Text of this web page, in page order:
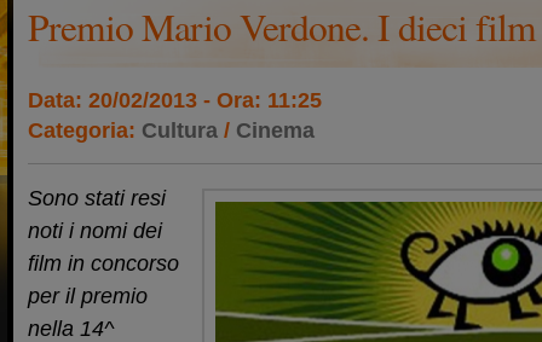
Premio Mario Verdone. I dieci
Data: 20/02/2013 - Ora: 11:25
Categoria: Cultura / Cinema
Sono stati resi
noti i nomi dei
film in concorso
per il premio
nella 14^